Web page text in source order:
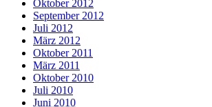
Oktober 2012
September 2012
Juli 2012
März 2012
Oktober 2011
März 2011
Oktober 2010
Juli 2010
Juni 2010